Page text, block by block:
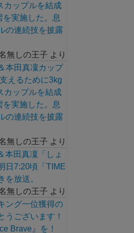
カップルを結成
を実施した。息
の連続技を披露
無しの王子 より
本田真凜カップ
えるために3kg
カップルを結成
を実施した。息
の連続技を披露
無しの王子 より
本田真凜「しょ
日7:20頃「TIME
を放送。
無しの王子 より
ング一位獲得の
うございます！
Brave』を！